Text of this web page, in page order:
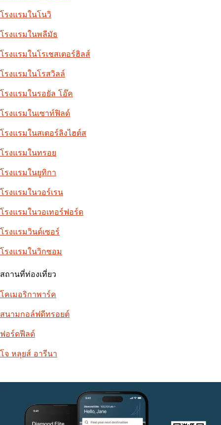
โรงแรมในโนวิ
โรงแรมในพลีมัธ
โรงแรมในโรเชสเตอร์ฮิลส์
โรงแรมในโรสวิลล์
โรงแรมในรอยัล โอ๊ค
โรงแรมในเซาท์ฟิลด์
โรงแรมในสเตอร์ลิงไฮต์ส
โรงแรมในทรอย
โรงแรมในยูทิกา
โรงแรมในวอร์เรน
โรงแรมในวอเทอร์ฟอร์ด
โรงแรมวินด์เซอร์
โรงแรมในวิกซอม
สถานที่ท่องเที่ยว
โคเมอริกาพาร์ค
สนามกอล์ฟดีทรอยต์
ฟอร์ดฟีลด์
โจ หลุยส์ อารีนา